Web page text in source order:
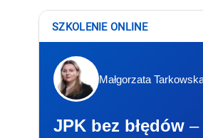
SZKOLENIE ONLINE
Małgorzata
JPK bez błędów –